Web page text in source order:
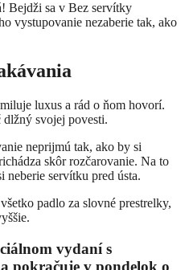
Bejdži sa v Bez servítky
vystupovanie nezaberie tak, ako
luxus a rád o ňom hovorí.
dlžný svojej povesti.
neprijmú tak, ako by si
skôr rozčarovanie. Na to
neberie servítku pred ústa.
padlo za slovné prestrelky,
vydaní s
pokračuje v pondelok o